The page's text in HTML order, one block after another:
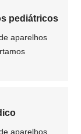
pediátricos
aparelhos
aparelhos